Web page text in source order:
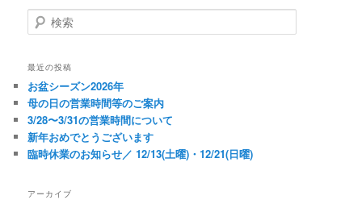
ビ
ゲ
シ
ョ
ン
検
索
最近の投稿
お盆シーズン2026年
母の日の営業時間等のご案内
3/28〜3/31の営業時間について
新年おめでとうございます
臨時休業のお知らせ／ 12/13(土曜)・12/21(日曜)
アーカイブ